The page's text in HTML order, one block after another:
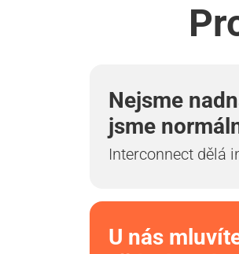
Nejsme
jsme
Interconnect dělá
U nás